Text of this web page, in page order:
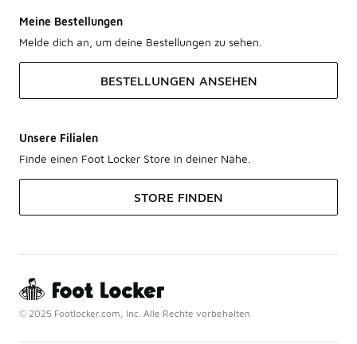
Meine Bestellungen
Melde dich an, um deine Bestellungen zu sehen.
BESTELLUNGEN ANSEHEN
Unsere Filialen
Finde einen Foot Locker Store in deiner Nähe.
STORE FINDEN
© 2025 Footlocker.com, Inc. Alle Rechte vorbehalten